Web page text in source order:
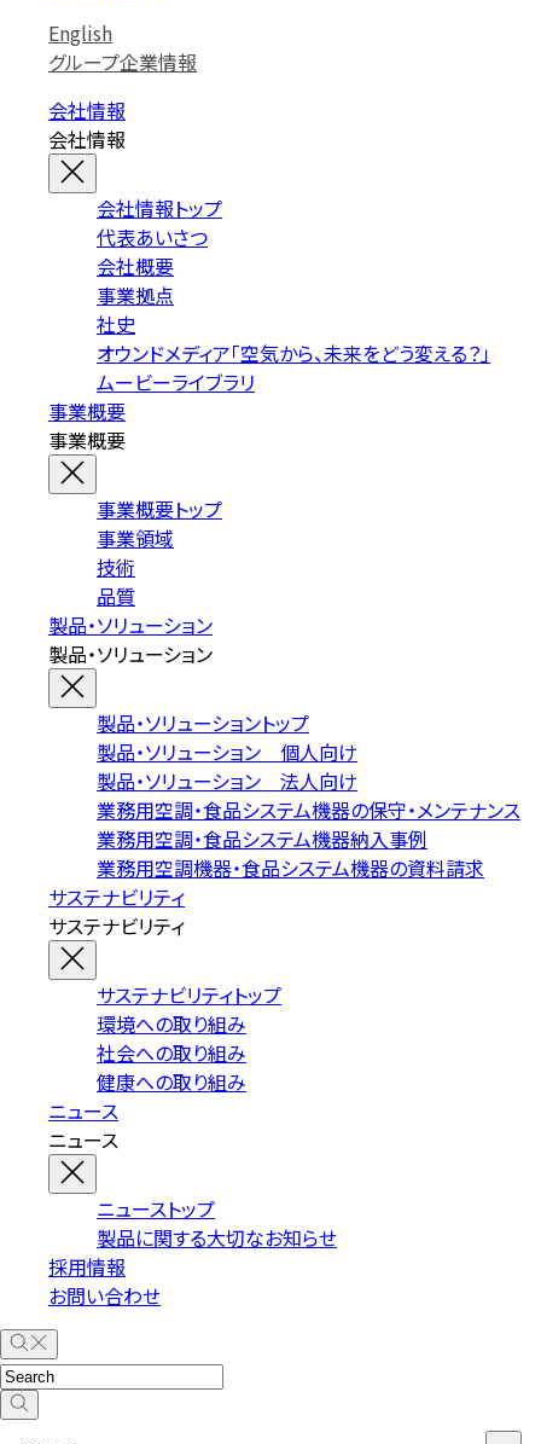
English
グループ企業情報
会社情報
会社情報
会社情報トップ
代表あいさつ
会社概要
事業拠点
社史
オウンドメディア「空気から、未来をどう変える？」
ムービーライブラリ
事業概要
事業概要
事業概要トップ
事業領域
技術
品質
製品・ソリューション
製品・ソリューション
製品・ソリューショントップ
製品・ソリューション 個人向け
製品・ソリューション 法人向け
業務用空調・食品システム機器の保守・メンテナンス
業務用空調・食品システム機器納入事例
業務用空調機器・食品システム機器の資料請求
サステナビリティ
サステナビリティ
サステナビリティトップ
環境への取り組み
社会への取り組み
健康への取り組み
ニュース
ニュース
ニューストップ
製品に関する大切なお知らせ
採用情報
お問い合わせ